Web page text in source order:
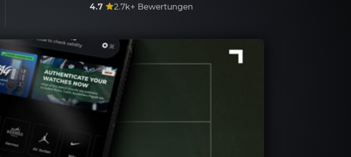
4.7 2.7k+ Bewertungen